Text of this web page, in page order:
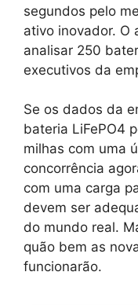
segundos pelo
ativo inovador. O
analisar 250
executivos da
Se os dados da
bateria LiFePO4
milhas com uma
concorrência
com uma carga
devem ser
do mundo real.
quão bem as
funcionarão.